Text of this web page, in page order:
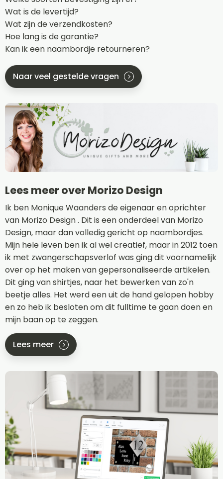
Wat is de levertijd?
Wat zijn de verzendkosten?
Hoe lang is de garantie?
Kan ik een naambordje retourneren?
Naar veel gestelde vragen
Lees meer over Morizo Design
Ik ben Monique Waanders de eigenaar en oprichter
van Morizo Design . Dit is een onderdeel van Morizo
Design, maar dan volledig gericht op naambordjes.
Mijn hele leven ben ik al wel creatief, maar in 2012 toen
ik met zwangerschapsverlof was ging dit voornamelijk
over op het maken van gepersonaliseerde artikelen.
Dit ging van shirtjes, naar het bewerken van zo'n
beetje alles. Het werd een uit de hand gelopen hobby
en zo heb ik besloten om dit fulltime te gaan doen en
mijn baan op te zeggen.
Lees meer